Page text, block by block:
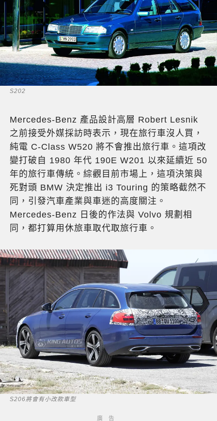
S202
Mercedes-Benz 產品設計高層 Robert Lesnik
之前接受外媒採訪時表示，現在旅行車沒人買，
純電 C-Class W520 將不會推出旅行車。這項改
變打破自 1980 年代 190E W201 以來延續近 50
年的旅行車傳統。綜觀目前市場上，這項決策與
死對頭 BMW 決定推出 i3 Touring 的策略截然不
同，引發汽車產業與車迷的高度關注。
Mercedes-Benz 日後的作法與 Volvo 規劃相
同，都打算用休旅車取代取旅行車。
S206將會有小改款車型